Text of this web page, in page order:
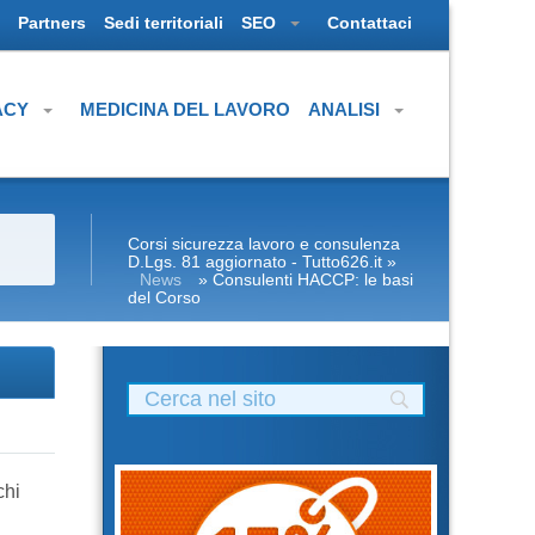
Partners Sedi territoriali SEO Contattaci
MEDICINA DEL LAVORO ANALISI
Corsi sicurezza lavoro e consulenza
D.Lgs. 81 aggiornato - Tutto626.it »
News
» Consulenti HACCP: le basi
del Corso